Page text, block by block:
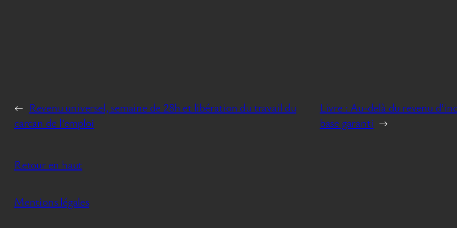
← Revenu universel, semaine de 28h et libération du travail du
carcan de l’emploi
Livre : Au-delà du revenu
base garanti →
Retour en haut
Mentions légales